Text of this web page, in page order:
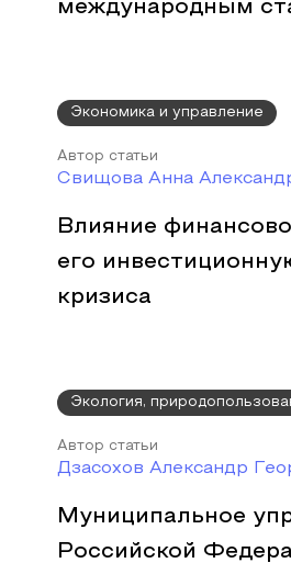
международным
Экономика и управление
Автор статьи
Свищова Анна
Влияние
его
кризиса
Экология,
Автор статьи
Дзасохов Александр
Муниципальное
Российской